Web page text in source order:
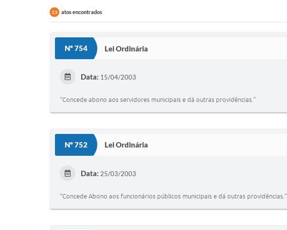
13 atos encontrados
Nº 754 Lei Ordinária
Data: 15/04/2003
“Concede abono aos servidores municipais e dá outras providências.”
Nº 752 Lei Ordinária
Data: 25/03/2003
“Concede Abono aos funcionários públicos municipais e dá outras providências.”